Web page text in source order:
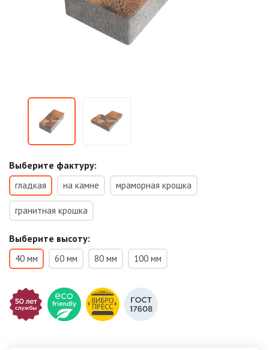
Выберите фактуру:
гладкая на камне мраморная крошка
гранитная крошка
Выберите высоту:
40 мм 60 мм 80 мм 100 мм